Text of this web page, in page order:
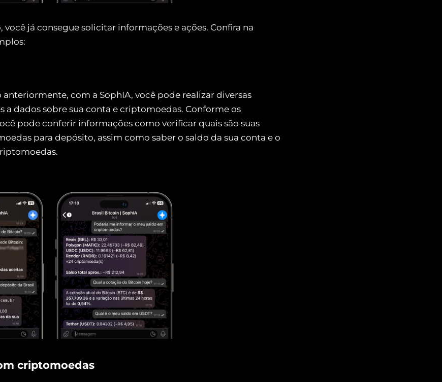
você já consegue solicitar informações e ações. Confira na
com a SophIA, você pode realizar diversas
a dados sobre sua conta e criptomoedas. Conforme os
pode conferir informações como verificar quais são suas
para depósito, assim como saber o saldo da sua conta e o
criptomoedas